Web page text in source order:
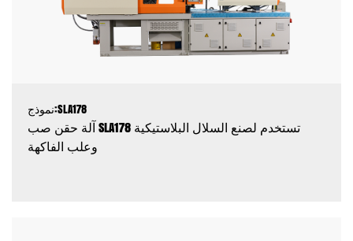
نموذج:SLA178
آلة حقن صب SLA178 تستخدم لصنع السلال البلاستيكية
وعلب الفاكهة